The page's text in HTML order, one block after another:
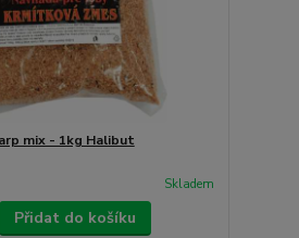
mix - 1kg Halibut
Skladem
Přidat do košíku